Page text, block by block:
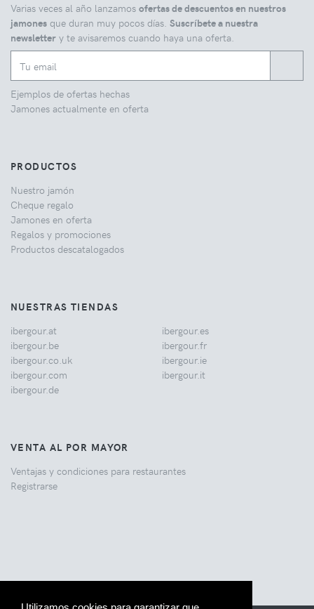
Varias veces al año lanzamos ofertas de descuentos en nuestros
jamones que duran muy pocos días. Suscríbete a nuestra
newsletter y te avisaremos cuando haya una oferta.
Ejemplos de ofertas hechas
Jamones actualmente en oferta
PRODUCTOS
Nuestro jamón
Cheque regalo
Jamones en oferta
Regalos y promociones
Productos descatalogados
NUESTRAS TIENDAS
ibergour.at
ibergour.be
ibergour.co.uk
ibergour.com
ibergour.de
ibergour.es
ibergour.fr
ibergour.ie
ibergour.it
VENTA AL POR MAYOR
Ventajas y condiciones para restaurantes
Registrarse